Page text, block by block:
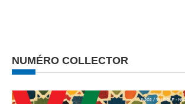
NUMÉRO COLLECTOR